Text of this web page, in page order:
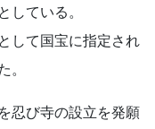
ている。
して国宝に指定され
忍び寺の設立を発願